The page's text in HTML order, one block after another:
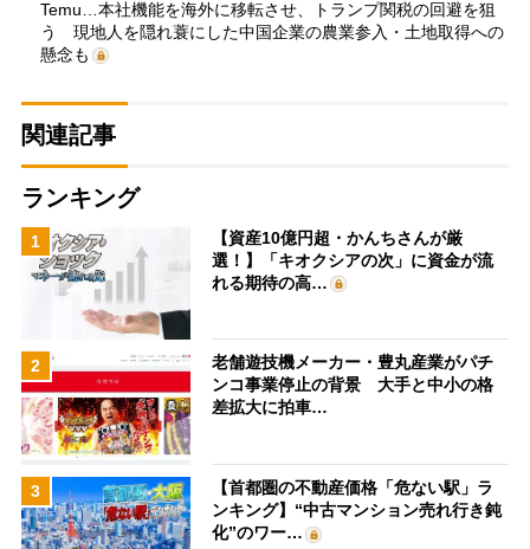
Temu…本社機能を海外に移転させ、トランプ関税の回避を狙
う 現地人を隠れ蓑にした中国企業の農業参入・土地取得への
懸念も
関連記事
ランキング
1
【資産10億円超・かんちさんが厳
選！】「キオクシアの次」に資金が流
れる期待の高…
2
老舗遊技機メーカー・豊丸産業がパチ
ンコ事業停止の背景 大手と中小の格
差拡大に拍車…
3
【首都圏の不動産価格「危ない駅」ラ
ンキング】“中古マンション売れ行き鈍
化”のワー…